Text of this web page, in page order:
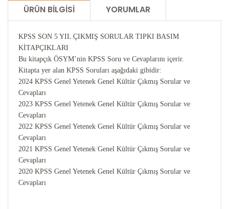
ÜRÜN BILGISI YORUMLAR
KPSS SON 5 YIL ÇIKMIŞ SORULAR TIPKI BASIM
KİTAPÇIKLARI
Bu kitapçık ÖSYM’nin KPSS Soru ve Cevaplarını içerir.
Kitapta yer alan KPSS Soruları aşağıdaki gibidir:
2024 KPSS Genel Yetenek Genel Kültür Çıkmış Sorular ve
Cevapları
2023 KPSS Genel Yetenek Genel Kültür Çıkmış Sorular ve
Cevapları
2022 KPSS Genel Yetenek Genel Kültür Çıkmış Sorular ve
Cevapları
2021 KPSS Genel Yetenek Genel Kültür Çıkmış Sorular ve
Cevapları
2020 KPSS Genel Yetenek Genel Kültür Çıkmış Sorular ve
Cevapları